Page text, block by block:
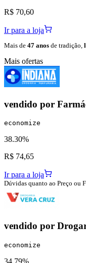
R$ 70,60
Ir para a loja
Mais de 47 anos de tradição,
Mais ofertas
vendido por
economize
38.30%
R$ 74,65
Ir para a loja
Dúvidas quanto ao Preço ou
vendido por
economize
34.79%